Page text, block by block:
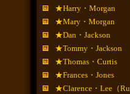
★Harry・Morgan
★Mary・Morgan
★Dan・Jackson
★Tommy・Jackson
★Thomas・Curtis
★Frances・Jones
★Clarence・Lee（Ru